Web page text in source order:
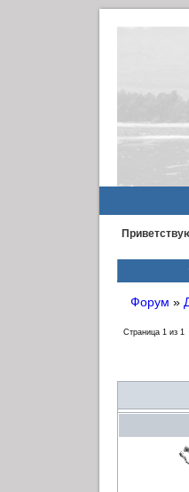
Форум »
Страница 1 из 1